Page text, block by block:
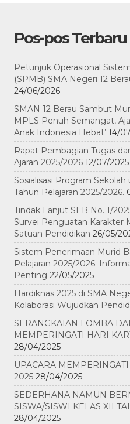
Pos-pos Terbaru
Petunjuk Operasional
(SPMB) SMA Negeri 12
24/06/2026
SMAN 12 Berau Sambut
MPLS Penuh Semangat,
Anak Indonesia Hebat’ 14/
Rapat Pembagian Tugas
Ajaran 2025/2026 12/07/2025
Sosialisasi Program
Tahun Pelajaran 2025/2026.
Tindak Lanjut SEB No. 1/
Survei Penguatan Karakter
Satuan Pendidikan 26/05/
Sistem Penerimaan Murid
Pelajaran 2025/2026:
Penting 22/05/2025
Hardiknas 2025 di SMA
Kolaborasi Wujudkan
SERANGKAIAN LOMBA
MEMPERINGATI HARI
28/04/2025
UPACARA
2025 28/04/2025
SEDERHANA NAMUN
SISWA/SISWI KELAS XII
28/04/2025